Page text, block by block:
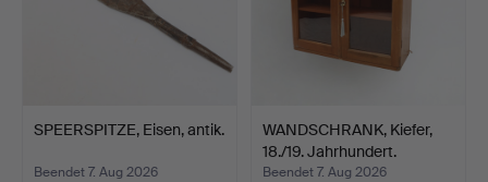
SPEERSPITZE, Eisen, antik.
Beendet 7. Aug 2026
WANDSCHRANK, Kiefer,
18./19. Jahrhundert.
Beendet 7. Aug 2026